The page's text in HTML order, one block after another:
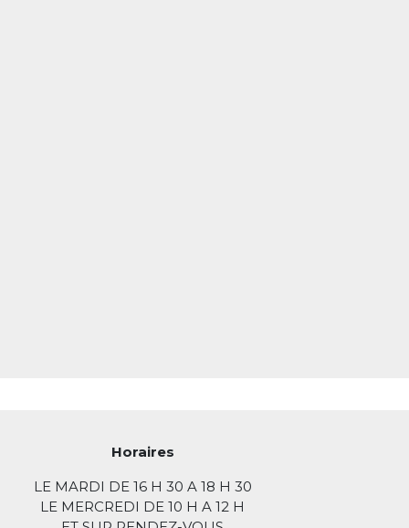
Horaires
LE MARDI DE 16 H 30 A 18 H 30
LE MERCREDI DE 10 H A 12 H